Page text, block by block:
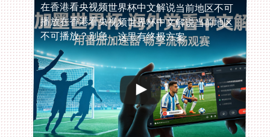
在香港看央视频世界杯中文解说当前地区不可
播放在香港看央视频世界杯中文解说当前地区
不可播放？别急，这里有终极方案